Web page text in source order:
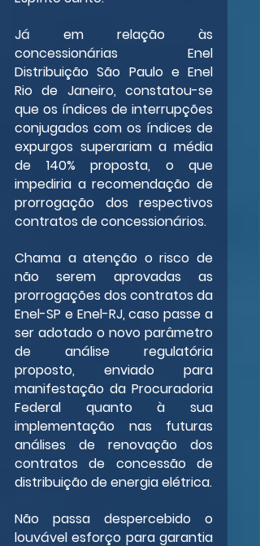
Já em relação às
concessionárias Enel
Distribuição São Paulo e Enel
Rio de Janeiro, constatou-se
que os índices de interrupções
conjugados com os índices de
expurgos superariam a média
de 140% proposta, o que
impediria a recomendação de
prorrogação dos respectivos
contratos de concessionários.
Chama a atenção o risco de
não serem aprovadas as
prorrogações dos contratos da
Enel-SP e Enel-RJ, caso passe a
ser adotado o novo parâmetro
de análise regulatória
proposto, enviado para
manifestação da Procuradoria
Federal quanto à sua
implementação nas futuras
análises de renovação dos
contratos de concessão de
distribuição de energia elétrica.
Não passa despercebido o
louvável esforço para garantia